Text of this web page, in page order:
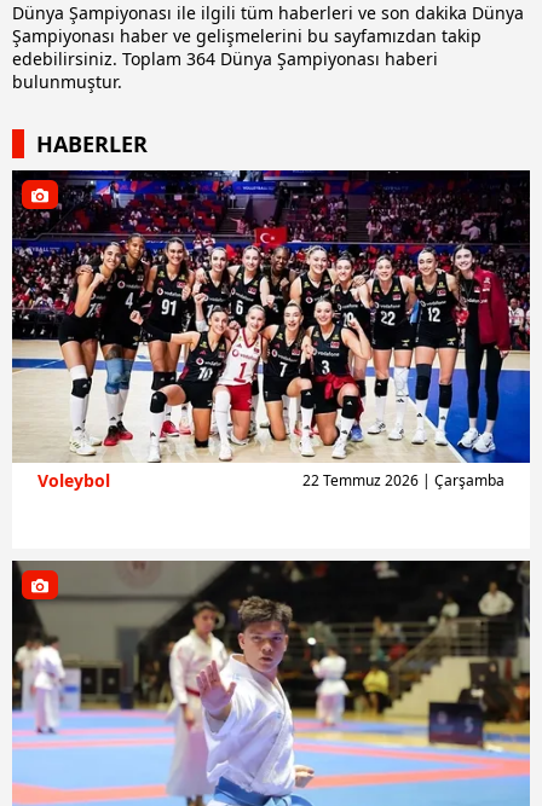
Dünya Şampiyonası ile ilgili tüm haberleri ve son dakika Dünya
Şampiyonası haber ve gelişmelerini bu sayfamızdan takip
edebilirsiniz. Toplam 364 Dünya Şampiyonası haberi
bulunmuştur.
HABERLER
Voleybol 22 Temmuz 2026 | Çarşamba